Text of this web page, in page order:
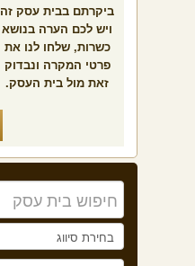
ביקרתם בבית עסק זה
ויש לכם הערה בנושא
כשרות, שלחו לנו את
פרטי המקרה ונבדוק
זאת מול בית העסק.